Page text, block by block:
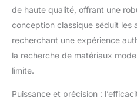
de haute qualité, offrant une
conception classique séduit les
recherchant une expérience
la recherche de matériaux
limite.
Puissance et précision :